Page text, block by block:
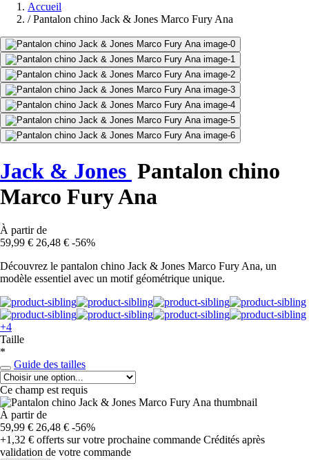
Accueil
/ Pantalon chino Jack & Jones Marco Fury Ana
Jack & Jones Pantalon chino
Marco Fury Ana
À partir de
59,99 € 26,48 € -56%
Découvrez le pantalon chino Jack & Jones Marco Fury Ana, un
modèle essentiel avec un motif géométrique unique.
+4
Taille
*
Guide des tailles
Ce champ est requis
À partir de
59,99 € 26,48 € -56%
+1,32 € offerts sur votre prochaine commande Crédités après
validation de votre commande